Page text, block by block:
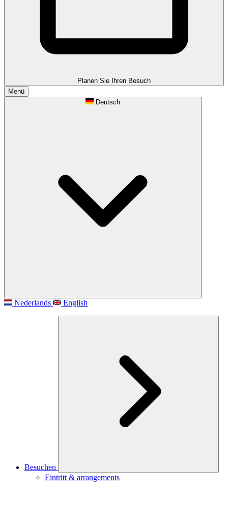
Planen Sie Ihren Besuch
Menü
Deutsch
Nederlands English
Besuchen
Eintritt & arrangements